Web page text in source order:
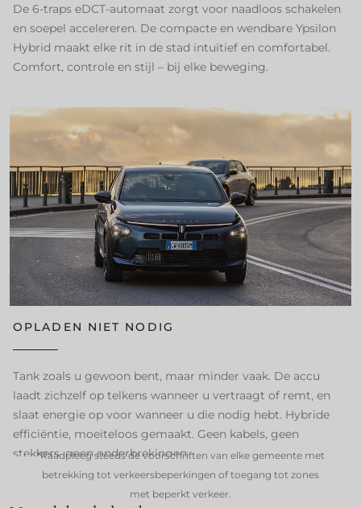
De 6-traps eDCT-automaat zorgt voor naadloos schakelen
en soepel accelereren. De compacte en wendbare Ypsilon
Hybrid maakt elke rit in de stad intuïtief en comfortabel.
Comfort, controle en stijl – bij elke beweging.
OPLADEN NIET NODIG
Tank zoals u gewoon bent, maar minder vaak. De accu
laadt zichzelf op telkens wanneer u vertraagt of remt, en
slaat energie op voor wanneer u die nodig hebt. Hybride
efficiëntie, moeiteloos gemaakt. Geen kabels, geen
stekkers, geen onderbrekingen.
*Raadpleeg steeds de voorschriften van elke gemeente met
betrekking tot verkeersbeperkingen of toegang tot zones
met beperkt verkeer.